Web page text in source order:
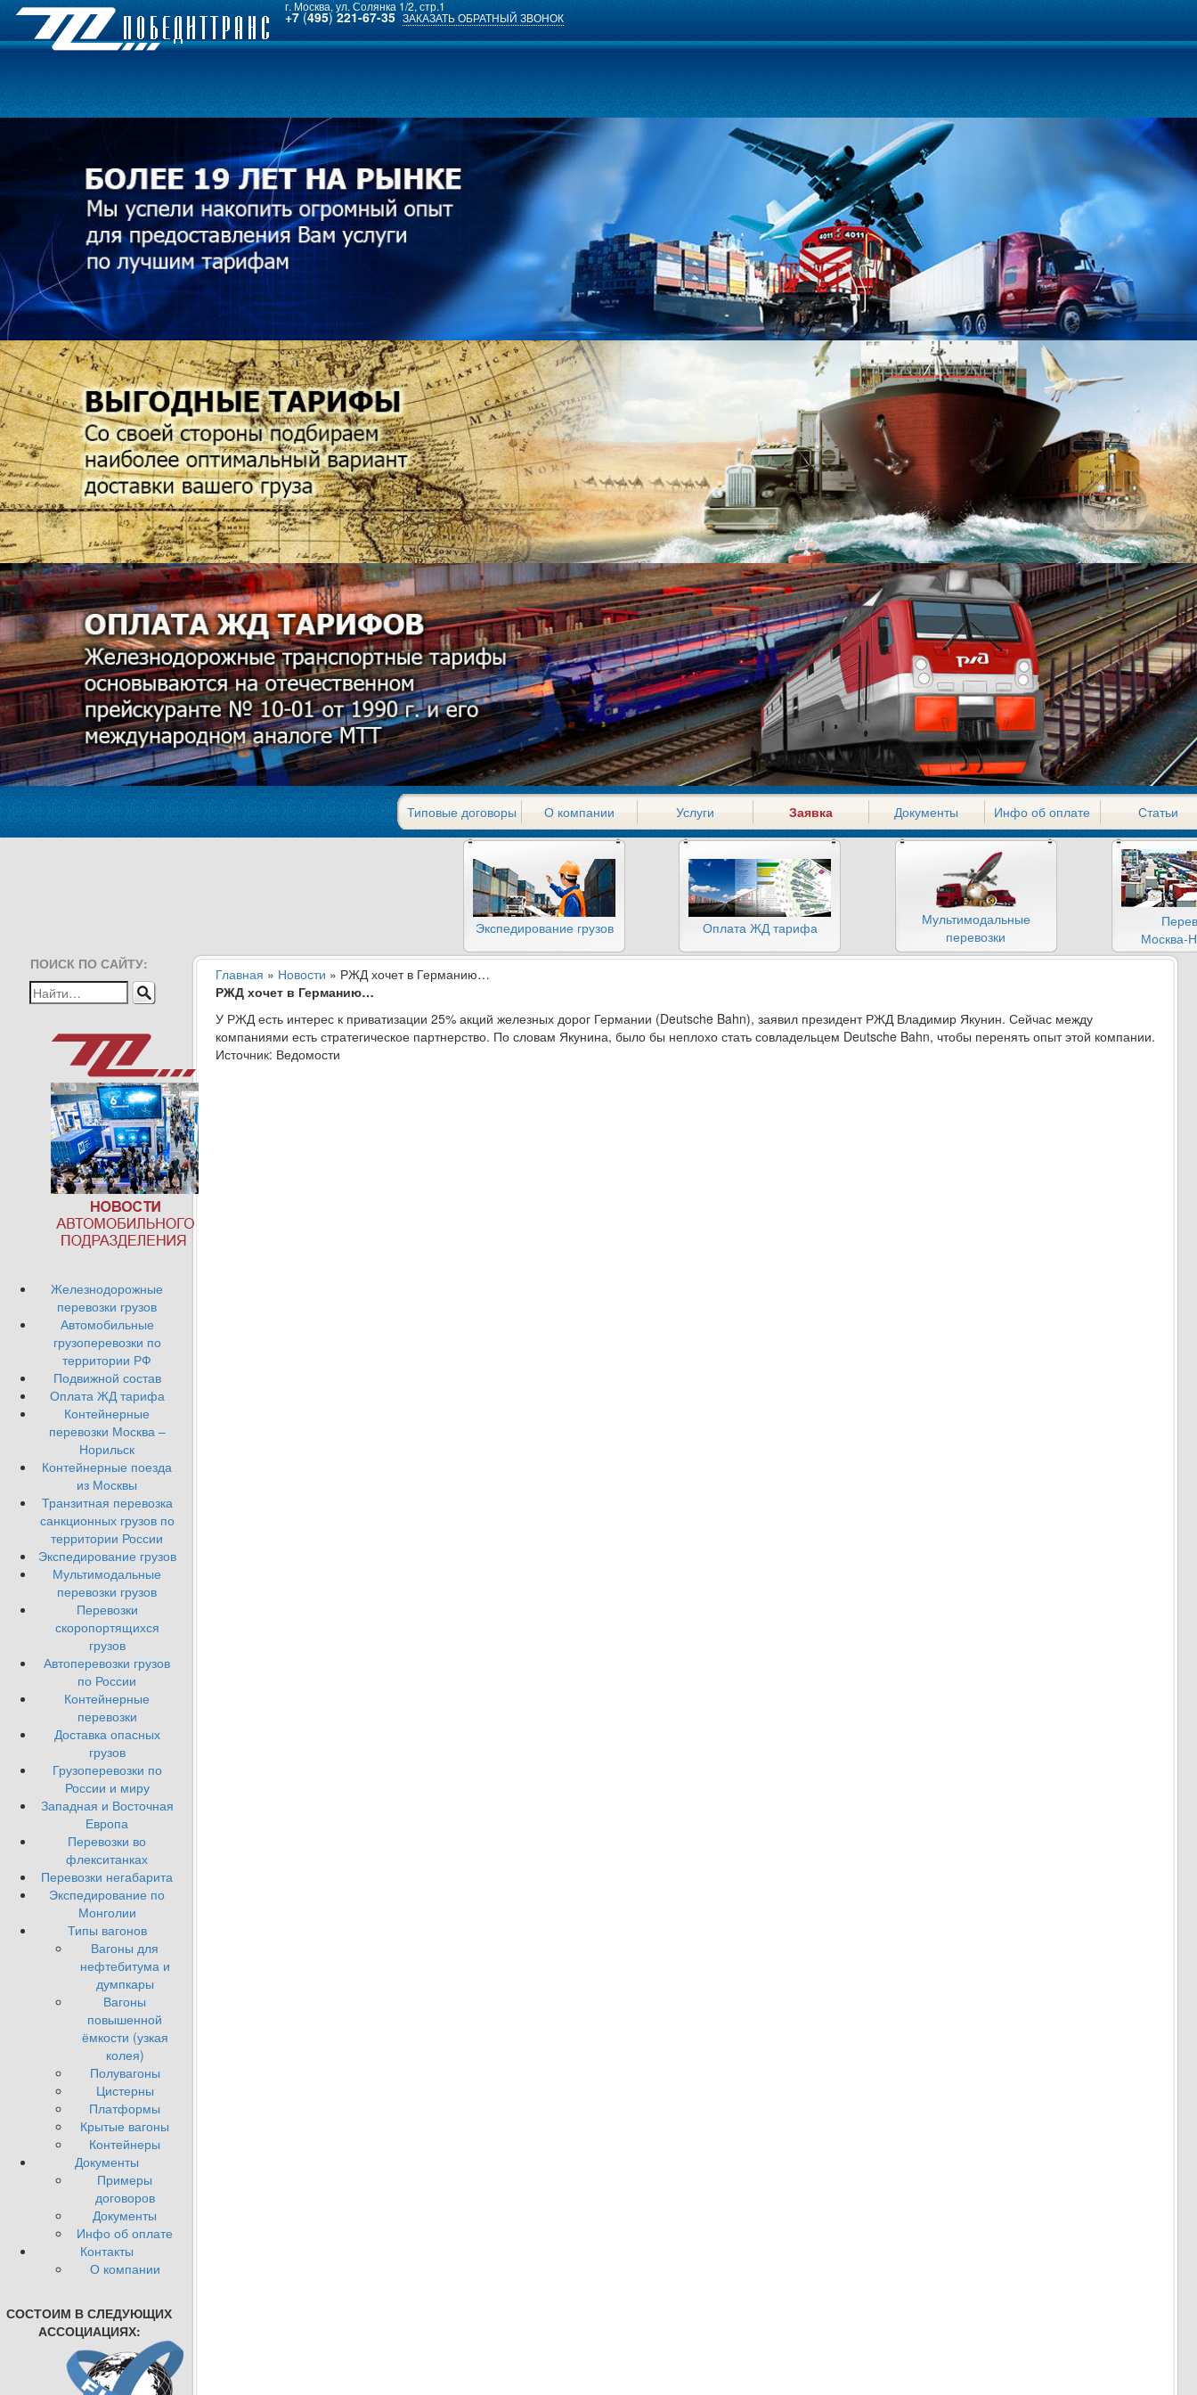
г. Москва, ул. Солянка 1/2, стр.1
+7 (495)221-67-35 ЗАКАЗАТЬ ОБРАТНЫЙ ЗВОНОК
Типовые договоры О компании Услуги Заявка Документы Инфо об оплате Статьи
Экспедирование грузов Оплата ЖД тарифа
Мультимодальные
перевозки
Москва-
ПОИСК ПО САЙТУ:
Железнодорожные
перевозки грузов
Автомобильные
грузоперевозки по
территории РФ
Подвижной состав
Оплата ЖД тарифа
Контейнерные
перевозки Москва –
Норильск
Контейнерные поезда
из Москвы
Транзитная перевозка
санкционных грузов по
территории России
Экспедирование грузов
Мультимодальные
перевозки грузов
Перевозки
скоропортящихся
грузов
Автоперевозки грузов
по России
Контейнерные
перевозки
Доставка опасных
грузов
Грузоперевозки по
России и миру
Западная и Восточная
Европа
Перевозки во
флекситанках
Перевозки негабарита
Экспедирование по
Монголии
Типы вагонов
Вагоны для
нефтебитума и
думпкары
Вагоны
повышенной
ёмкости (узкая
колея)
Полувагоны
Цистерны
Платформы
Крытые вагоны
Контейнеры
Документы
Примеры
договоров
Документы
Инфо об оплате
Контакты
О компании
СОСТОИМ В СЛЕДУЮЩИХ
АССОЦИАЦИЯХ:
Главная » Новости » РЖД хочет в Германию…
РЖД хочет в Германию…
У РЖД есть интерес к приватизации 25% акций железных дорог Германии (Deutsche Bahn), заявил президент РЖД Владимир Якунин. Сейчас между
компаниями есть стратегическое партнерство. По словам Якунина, было бы неплохо стать совладельцем Deutsche Bahn, чтобы перенять опыт этой компании.
Источник: Ведомости